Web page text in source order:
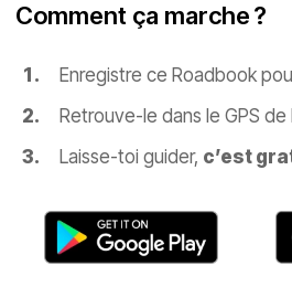
Comment ça marche ?
Enregistre ce Roadbook
Retrouve-le dans le GPS de
Laisse-toi guider, c’est